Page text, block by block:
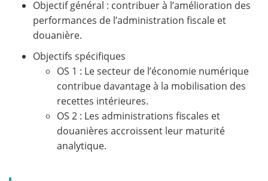
Objectif général : contribuer à l’amélioration des
performances de l’administration fiscale et
douanière.
Objectifs spécifiques
OS 1 : Le secteur de l’économie numérique
contribue davantage à la mobilisation des
recettes intérieures.
OS 2 : Les administrations fiscales et
douanières accroissent leur maturité
analytique.